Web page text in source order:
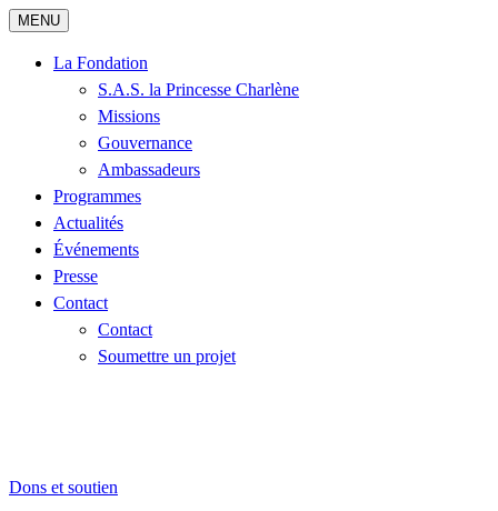
MENU
La Fondation
S.A.S. la Princesse Charlène
Missions
Gouvernance
Ambassadeurs
Programmes
Actualités
Événements
Presse
Contact
Contact
Soumettre un projet
Dons et soutien